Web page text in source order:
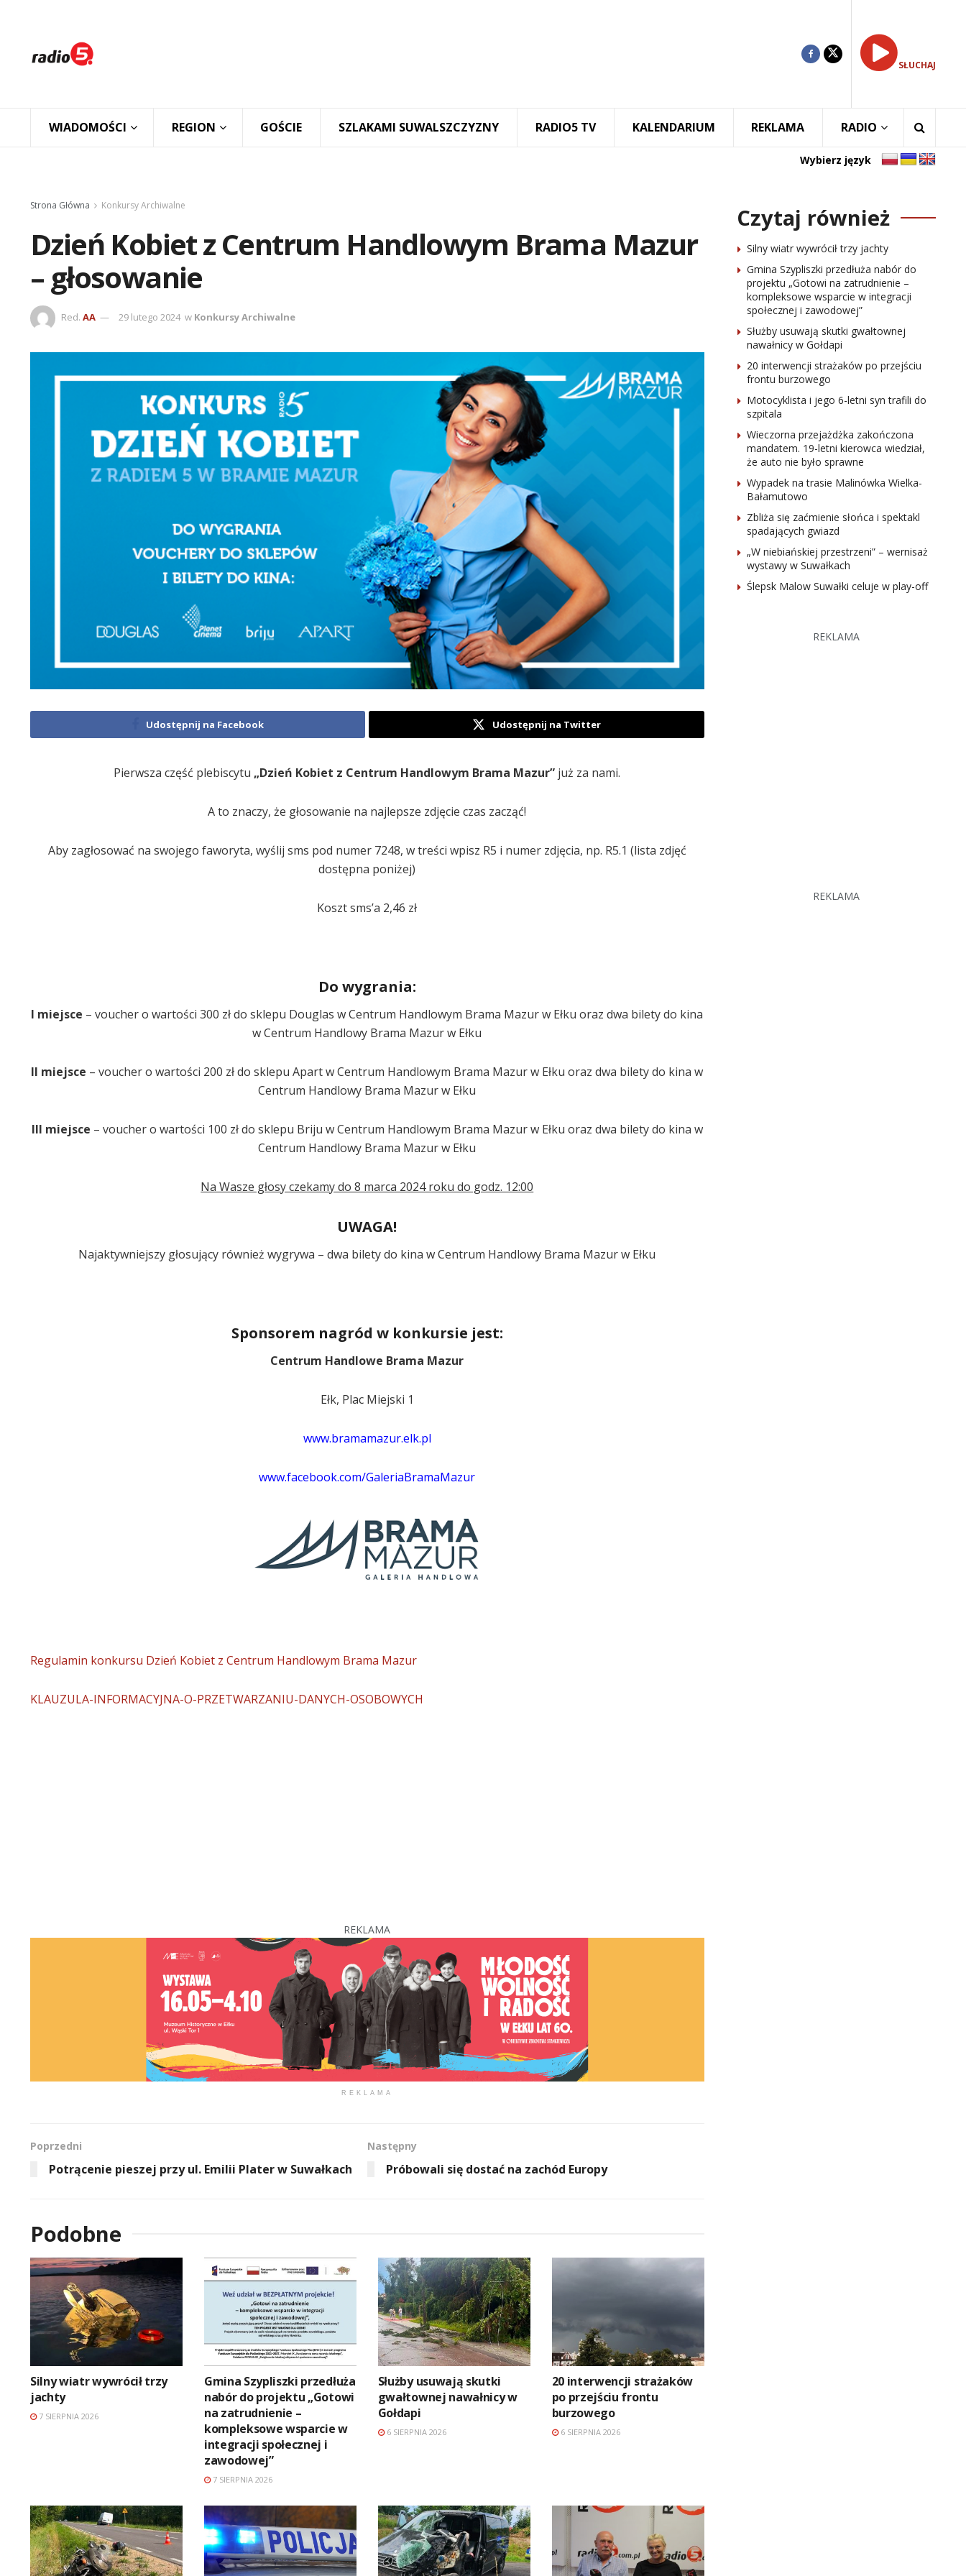
SŁUCHAJ
WIADOMOŚCI REGION GOŚCIE SZLAKAMI SUWALSZCZYZNY RADIO5 TV KALENDARIUM REKLAMA RADIO
Wybierz język
Strona Główna Konkursy Archiwalne
Dzień Kobiet z Centrum Handlowym Brama Mazur
– głosowanie
Red. AA 29 lutego 2024 w Konkursy Archiwalne
Udostępnij na Facebook Udostępnij na Twitter
Pierwsza część plebiscytu „Dzień Kobiet z Centrum Handlowym Brama Mazur” już za nami.
A to znaczy, że głosowanie na najlepsze zdjęcie czas zacząć!
Aby zagłosować na swojego faworyta, wyślij sms pod numer 7248, w treści wpisz R5 i numer zdjęcia, np. R5.1 (lista zdjęć
dostępna poniżej)
Koszt sms’a 2,46 zł
Do wygrania:
I miejsce – voucher o wartości 300 zł do sklepu Douglas w Centrum Handlowym Brama Mazur w Ełku oraz dwa bilety do kina
w Centrum Handlowy Brama Mazur w Ełku
II miejsce – voucher o wartości 200 zł do sklepu Apart w Centrum Handlowym Brama Mazur w Ełku oraz dwa bilety do kina w
Centrum Handlowy Brama Mazur w Ełku
III miejsce – voucher o wartości 100 zł do sklepu Briju w Centrum Handlowym Brama Mazur w Ełku oraz dwa bilety do kina w
Centrum Handlowy Brama Mazur w Ełku
Na Wasze głosy czekamy do 8 marca 2024 roku do godz. 12:00
UWAGA!
Najaktywniejszy głosujący również wygrywa – dwa bilety do kina w Centrum Handlowy Brama Mazur w Ełku
Sponsorem nagród w konkursie jest:
Centrum Handlowe Brama Mazur
Ełk, Plac Miejski 1
www.bramamazur.elk.pl
www.facebook.com/GaleriaBramaMazur
Regulamin konkursu Dzień Kobiet z Centrum Handlowym Brama Mazur
KLAUZULA-INFORMACYJNA-O-PRZETWARZANIU-DANYCH-OSOBOWYCH
REKLAMA
REKLAMA
Poprzedni
Potrącenie pieszej przy ul. Emilii Plater w Suwałkach
Następny
Próbowali się dostać na zachód Europy
Podobne
Silny wiatr wywrócił trzy
jachty
7 SIERPNIA 2026
Gmina Szypliszki przedłuża
nabór do projektu „Gotowi
na zatrudnienie –
kompleksowe wsparcie w
integracji społecznej i
zawodowej”
7 SIERPNIA 2026
Służby usuwają skutki
gwałtownej nawałnicy w
Gołdapi
6 SIERPNIA 2026
20 interwencji strażaków
po przejściu frontu
burzowego
6 SIERPNIA 2026
Czytaj również
Silny wiatr wywrócił trzy jachty
Gmina Szypliszki przedłuża nabór do
projektu „Gotowi na zatrudnienie –
kompleksowe wsparcie w integracji
społecznej i zawodowej”
Służby usuwają skutki gwałtownej
nawałnicy w Gołdapi
20 interwencji strażaków po przejściu
frontu burzowego
Motocyklista i jego 6-letni syn trafili do
szpitala
Wieczorna przejażdżka zakończona
mandatem. 19-letni kierowca wiedział,
że auto nie było sprawne
Wypadek na trasie Malinówka Wielka-
Bałamutowo
Zbliża się zaćmienie słońca i spektakl
spadających gwiazd
„W niebiańskiej przestrzeni” – wernisaż
wystawy w Suwałkach
Ślepsk Malow Suwałki celuje w play-off
REKLAMA
REKLAMA